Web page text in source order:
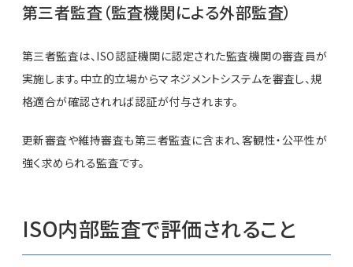
第三者監査（監査機関による外部監査）
第三者監査は、ISO認証機関に認定された監査機関の審査員が
実施します。中立的立場からマネジメントシステムを審査し、規
格適合が確認されれば認証が付与されます。
更新審査や維持審査も第三者監査に含まれ、客観性・公平性が
強く求められる監査です。
ISO内部監査で評価されること